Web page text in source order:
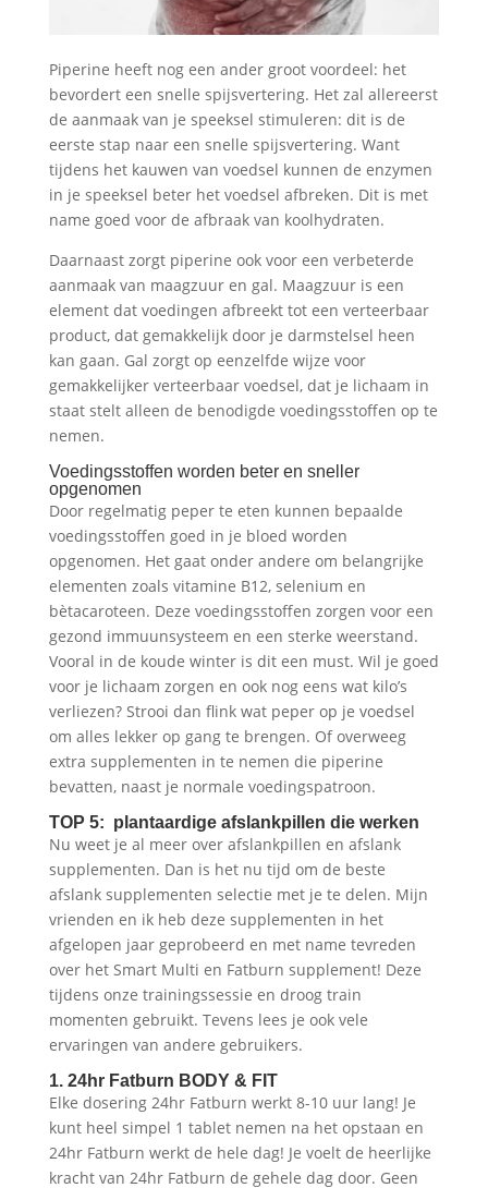
Piperine heeft nog een ander groot voordeel: het
bevordert een snelle spijsvertering. Het zal allereerst
de aanmaak van je speeksel stimuleren: dit is de
eerste stap naar een snelle spijsvertering. Want
tijdens het kauwen van voedsel kunnen de enzymen
in je speeksel beter het voedsel afbreken. Dit is met
name goed voor de afbraak van koolhydraten.
Daarnaast zorgt piperine ook voor een verbeterde
aanmaak van maagzuur en gal. Maagzuur is een
element dat voedingen afbreekt tot een verteerbaar
product, dat gemakkelijk door je darmstelsel heen
kan gaan. Gal zorgt op eenzelfde wijze voor
gemakkelijker verteerbaar voedsel, dat je lichaam in
staat stelt alleen de benodigde voedingsstoffen op te
nemen.
Voedingsstoffen worden beter en sneller
opgenomen
Door regelmatig peper te eten kunnen bepaalde
voedingsstoffen goed in je bloed worden
opgenomen. Het gaat onder andere om belangrijke
elementen zoals vitamine B12, selenium en
bètacaroteen. Deze voedingsstoffen zorgen voor een
gezond immuunsysteem en een sterke weerstand.
Vooral in de koude winter is dit een must. Wil je goed
voor je lichaam zorgen en ook nog eens wat kilo’s
verliezen? Strooi dan flink wat peper op je voedsel
om alles lekker op gang te brengen. Of overweeg
extra supplementen in te nemen die piperine
bevatten, naast je normale voedingspatroon.
TOP 5: plantaardige afslankpillen die werken
Nu weet je al meer over afslankpillen en afslank
supplementen. Dan is het nu tijd om de beste
afslank supplementen selectie met je te delen. Mijn
vrienden en ik heb deze supplementen in het
afgelopen jaar geprobeerd en met name tevreden
over het Smart Multi en Fatburn supplement! Deze
tijdens onze trainingssessie en droog train
momenten gebruikt. Tevens lees je ook vele
ervaringen van andere gebruikers.
1. 24hr Fatburn BODY & FIT
Elke dosering 24hr Fatburn werkt 8-10 uur lang! Je
kunt heel simpel 1 tablet nemen na het opstaan en
24hr Fatburn werkt de hele dag! Je voelt de heerlijke
kracht van 24hr Fatburn de gehele dag door. Geen